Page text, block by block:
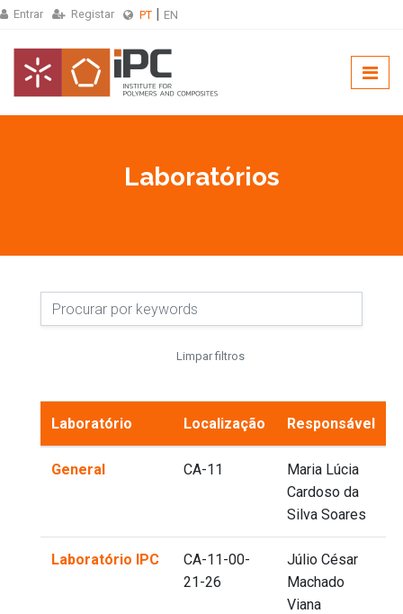
Entrar Registar PT EN
Laboratórios
Limpar filtros
Laboratório Localização Responsável
General CA-11
Maria Lúcia
Cardoso da
Silva Soares
Laboratório IPC
CA-11-00-
21-26
Júlio César
Machado
Viana